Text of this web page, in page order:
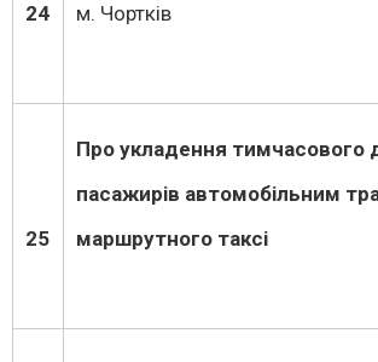
24
м. Чортків
25
Про укладення тимчасового
пасажирів автомобільним
маршрутного таксі